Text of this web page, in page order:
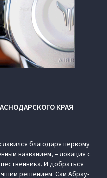
КРАЯ
благодаря первому
названием, – локация с
И добраться
решением. Сам Абрау-